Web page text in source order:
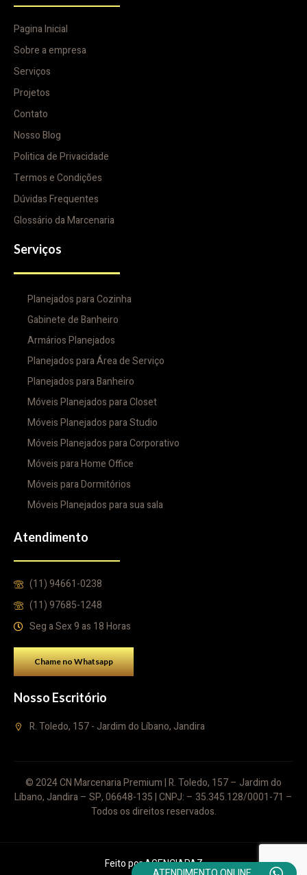
Pagina Inicial
Sobre a empresa
Serviços
Projetos
Contato
Nosso Blog
Politica de Privacidade
Termos e Condições
Dúvidas Frequentes
Glossário da Marcenaria
Serviços
Planejados para Cozinha
Gabinete de Banheiro
Armários Planejados
Planejados para Área de Serviço
Planejados para Banheiro
Móveis Planejados para Closet
Móveis Planejados para Studio
Móveis Planejados para Corporativo
Móveis para Home Office
Móveis para Dormitórios
Móveis Planejados para sua sala
Atendimento
(11) 94661-0238
(11) 97685-1248
Seg a Sex 9 as 18 Horas
Chame no Whatsapp
Nosso Escritório
R. Toledo, 157 - Jardim do Líbano, Jandira
© 2024 CN Marcenaria Premium | R. Toledo, 157 – Jardim do
Líbano, Jandira – SP, 06648-135 | CNPJ: – 35.345.128/0001-71 –
Todos os direitos reservados.
Feito porAGENCIAPAZ